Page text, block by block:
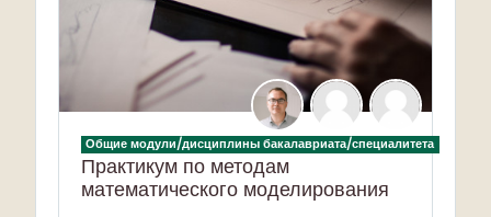
Общие модули/дисциплины бакалавриата/специалитета
Практикум по методам
математического моделирования